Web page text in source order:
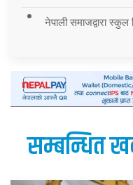
नेपाली समाजद्वारा
सम्बन्धित